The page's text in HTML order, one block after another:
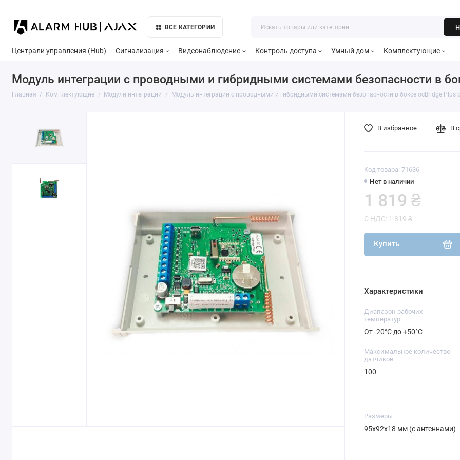
ВСЕ КАТЕГОРИИ
Централи управления (Hub) Сигнализация Видеонаблюдение Контроль доступа Умный дом Комплектующие
Модуль интеграции с проводными и гибридными системами безопасности в
Главная Комплектующие Модули интеграции Модуль интеграции с проводными и гибридными системами безопасности в боксе ocBridge Plus
Код товара: 71636
Нет в наличии
1 819 ₴
С НДС: 1 819 ₴
Купить
В избранное В
Характеристики
Диапазон рабочих
температур
От -20°С до +50°С
Максимальное количество
датчиков
100
Размеры
95х92х18 мм (с антеннами)